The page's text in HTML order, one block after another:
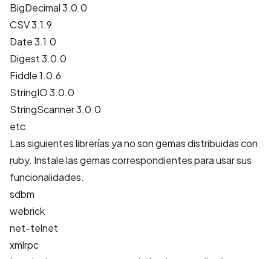
BigDecimal 3.0.0
CSV 3.1.9
Date 3.1.0
Digest 3.0.0
Fiddle 1.0.6
StringIO 3.0.0
StringScanner 3.0.0
etc.
Las siguientes librerías ya no son gemas distribuidas con
ruby. Instale las gemas correspondientes para usar sus
funcionalidades.
sdbm
webrick
net-telnet
xmlrpc